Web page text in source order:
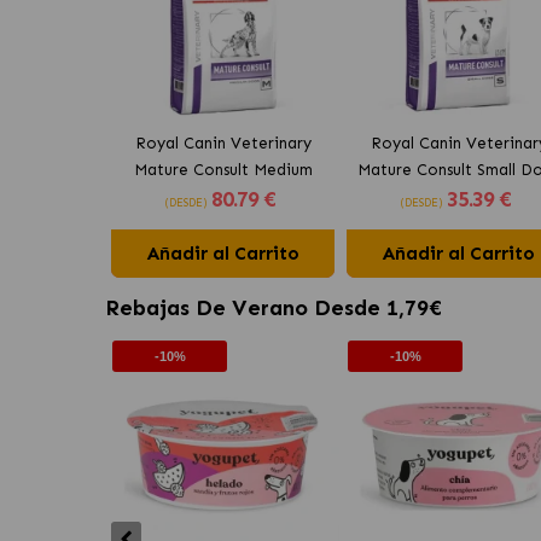
Royal Canin Veterinary
Mature Consult Medium
Dogs Pienso para Perros
(DESDE) 80.79 €
Añadir al Carrito
Royal Canin
Mature Consult Small
Pienso para Perros
(DESDE) 35.39 €
Añadir al Carrito
Rebajas De Verano Desde 1,79€
-10% -10%